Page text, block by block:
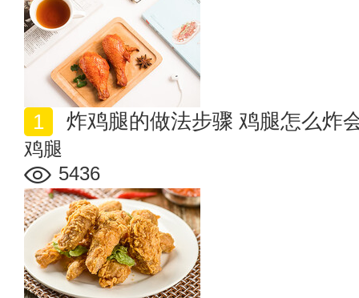
炸鸡腿的做法步骤 鸡腿怎么炸
鸡腿
5436